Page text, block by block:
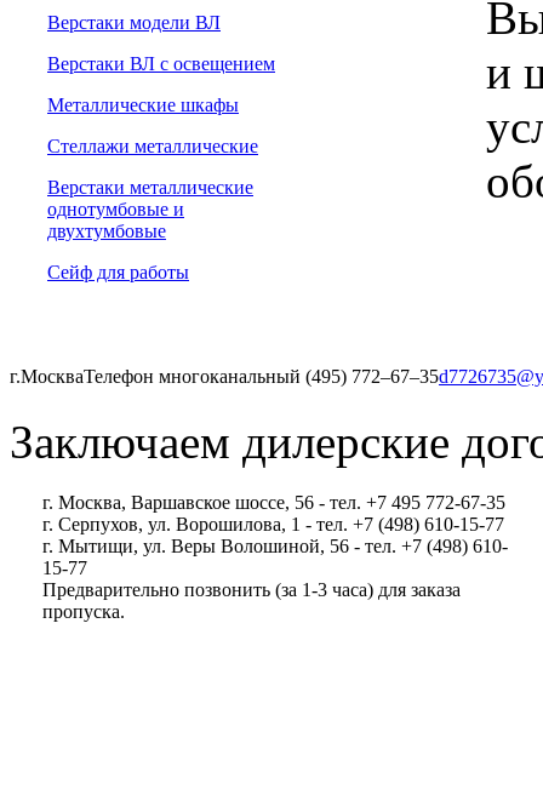
Верстаки модели ВЛ
Верстаки ВЛ с освещением
Металлические шкафы
Стеллажи металлические
Верстаки металлические
однотумбовые и
двухтумбовые
Сейф для работы
и
г.МоскваТелефон многоканальный (495) 772‒67‒35
Заключаем дилерские
г. Москва, Варшавское шоссе, 56 - тел. +7 495 772-67-35
г. Серпухов, ул. Ворошилова, 1 - тел. +7 (498) 610-15-77
г. Мытищи, ул. Веры Волошиной, 56 - тел. +7 (498) 610-
15-77
Предварительно позвонить (за 1-3 часа) для заказа
пропуска.